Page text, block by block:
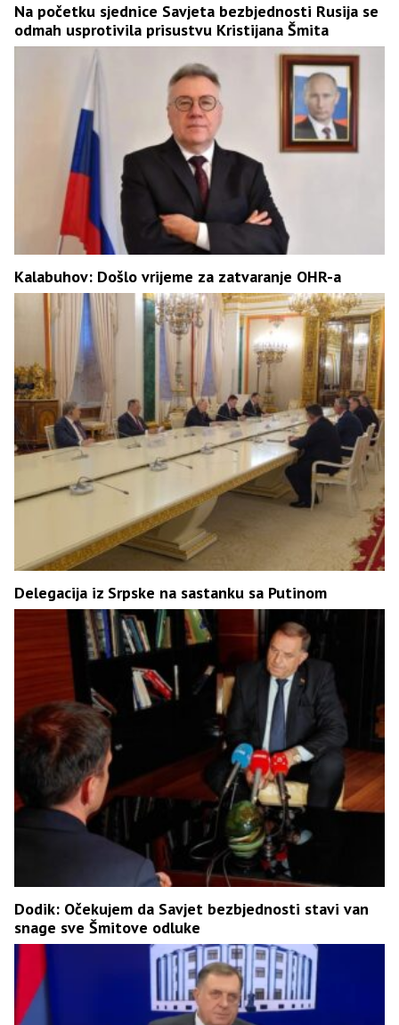
Na početku sjednice Savjeta bezbjednosti Rusija se
odmah usprotivila prisustvu Kristijana Šmita
Kalabuhov: Došlo vrijeme za zatvaranje OHR-a
Delegacija iz Srpske na sastanku sa Putinom
Dodik: Očekujem da Savjet bezbjednosti stavi van
snage sve Šmitove odluke